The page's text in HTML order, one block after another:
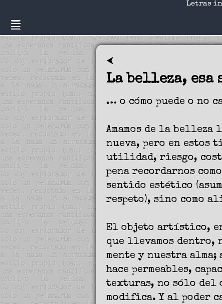
Letras
⮜
La belleza,
… o cómo puede o no
Amamos de la belleza
nueva, pero en estos
utilidad, riesgo,
pena recordarnos
sentido estético
respeto), sino como
El objeto artístico,
que llevamos dentro,
mente y nuestra
hace permeables,
texturas, no sólo del
modifica. Y al poder